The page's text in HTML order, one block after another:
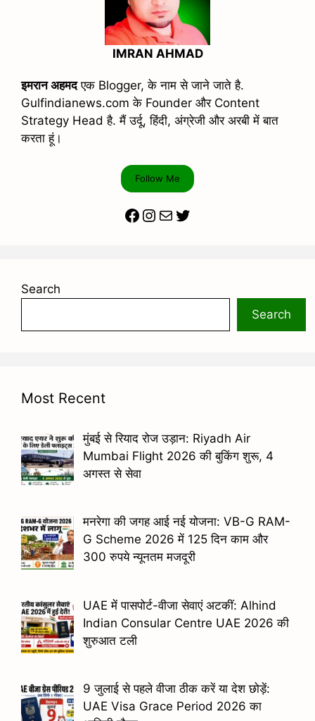
IMRAN AHMAD
इमरान अहमदएक Blogger, के नाम से जाने जाते है.
Gulfindianews.com के Founder और Content
Strategy Head है. मैं उर्दू, हिंदी, अंग्रेजी और अरबी में बात
करता हूं।
Follow Me
Facebook
Instagram
MailTwitter
Search
Search
Most Recent
मुंबई से रियाद रोज उड़ान: Riyadh Air
Mumbai Flight 2026 की बुकिंग शुरू, 4
अगस्त से सेवा
मनरेगा की जगह आई नई योजना: VB-G RAM-
G Scheme 2026 में 125 दिन काम और
300 रुपये न्यूनतम मजदूरी
UAE में पासपोर्ट-वीजा सेवाएं अटकीं: Alhind
Indian Consular Centre UAE 2026 की
शुरुआत टली
9 जुलाई से पहले वीजा ठीक करें या देश छोड़ें:
UAE Visa Grace Period 2026 का